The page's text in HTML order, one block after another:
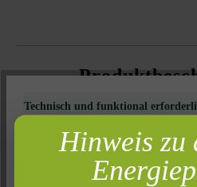
Die unregelmäßig ausgestalteten
Oberfläche des Limes Pflasters
Natursteins. Dabei hat dieses
Betonstein, wie geringe
Technisch und funktional
MarketingHinweis zu